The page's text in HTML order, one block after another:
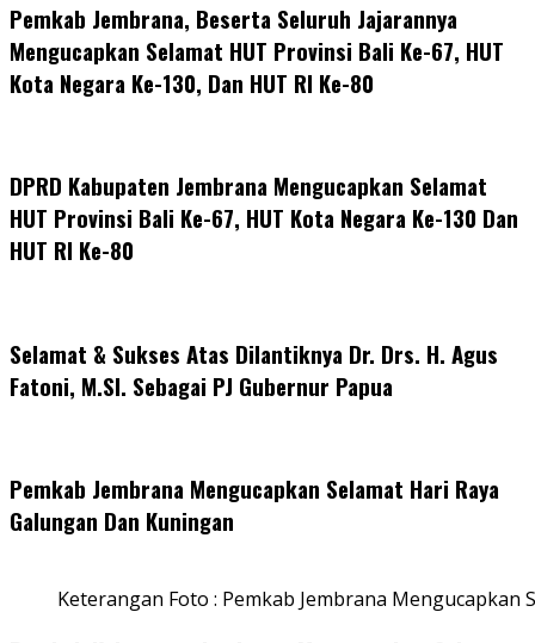
Pemkab Jembrana, Beserta Seluruh Jajarannya
Mengucapkan Selamat HUT Provinsi Bali Ke-67, HUT
Kota Negara Ke-130, Dan HUT RI Ke-80
DPRD Kabupaten Jembrana Mengucapkan Selamat
HUT Provinsi Bali Ke-67, HUT Kota Negara Ke-130 Dan
HUT RI Ke-80
Selamat & Sukses Atas Dilantiknya Dr. Drs. H. Agus
Fatoni, M.SI. Sebagai PJ Gubernur Papua
Pemkab Jembrana Mengucapkan Selamat Hari Raya
Galungan Dan Kuningan
Keterangan Foto : Pemkab Jembrana Mengucapkan